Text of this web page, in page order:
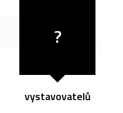
?
vystavovatelů